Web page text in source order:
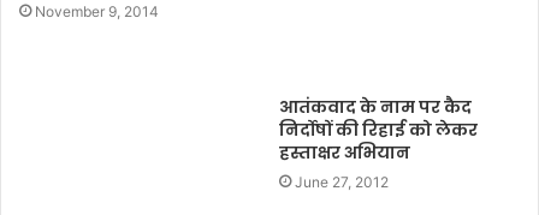
November 9, 2014
आतंकवाद के नाम पर कैद
निर्दोषों की रिहाई को लेकर
हस्ताक्षर अभियान
June 27, 2012